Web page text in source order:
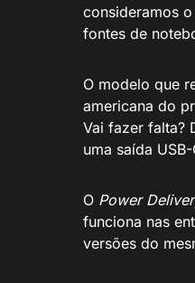
consideramos
fontes de
O modelo que
americana do
Vai fazer falta?
uma saída
O Power
funciona nas
versões do